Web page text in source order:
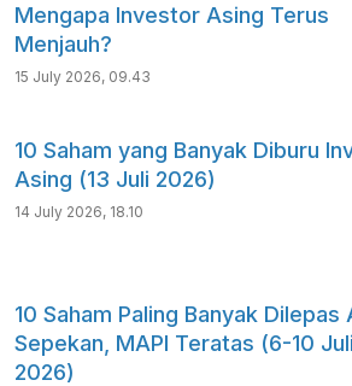
Mengapa Investor Asing Terus
Menjauh?
15 July 2026, 09.43
10 Saham yang Banyak Diburu
Asing (13 Juli 2026)
14 July 2026, 18.10
10 Saham Paling Banyak Dilepas
Sepekan, MAPI Teratas (6-10 Juli
2026)